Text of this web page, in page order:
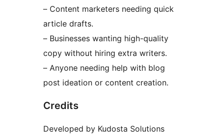
– Content marketers needing quick
article drafts.
– Businesses wanting high-quality
copy without hiring extra writers.
– Anyone needing help with blog
post ideation or content creation.
Credits
Developed by Kudosta Solutions